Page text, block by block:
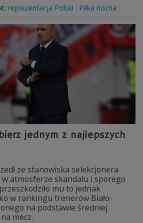
reprezentacja Polski Piłka nożna
jednym z najlepszych
ze stanowiska selekcjonera
atmosferze skandalu i sporego
mu to jednak
w rankingu trenerów Biało-
na podstawie średniej
mecz.